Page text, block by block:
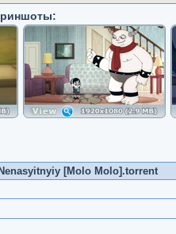
[Molo Molo].torrent